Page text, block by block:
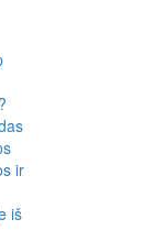
ir
iš